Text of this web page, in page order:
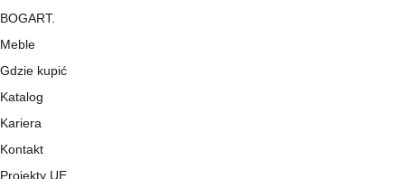
BOGART.
Meble
Gdzie kupić
Katalog
Kariera
Kontakt
Projekty UE